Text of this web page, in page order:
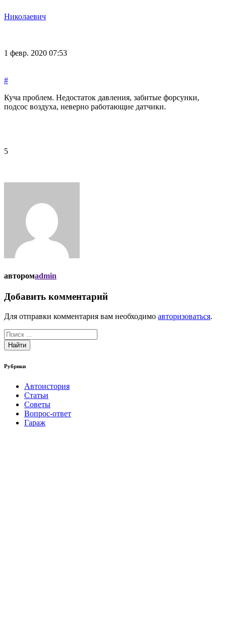
Николаевич
1 февр. 2020 07:53
#
Куча проблем. Недостаток давления, забитые форсунки,
подсос воздуха, неверно работающие датчики.
5
авторомadmin
Добавить комментарий
Для отправки комментария вам необходимо авторизоваться.
Найти
Рубрики
Автоистория
Статьи
Советы
Вопрос-ответ
Гараж